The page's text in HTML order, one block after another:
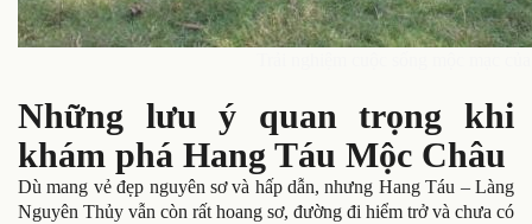
Những lưu ý quan trọng khi
khám phá Hang Táu Mộc Châu
Dù mang vẻ đẹp nguyên sơ và hấp dẫn, nhưng Hang Táu – Làng
Nguyên Thủy vẫn còn rất hoang sơ, đường đi hiểm trở và chưa có